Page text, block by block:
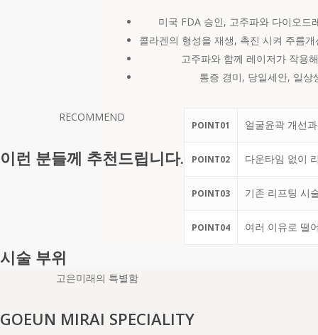
미국 FDA 승인, 고주파와 다이오드
콜라겐의 형성을 재생, 촉진 시켜 주름
고주파와 함께 레이저가 작용
통증 경미, 당일세안, 일상
RECOMMEND
이런 분들께 추천드립니다.
POINT01 얼굴윤곽 개선
POINT02 다운타임 없이
POINT03 기존 리프팅 시
POINT04 여러 이유로 떨
시술 부위
고은미래의 특별함
GOEUN MIRAI SPECIALITY